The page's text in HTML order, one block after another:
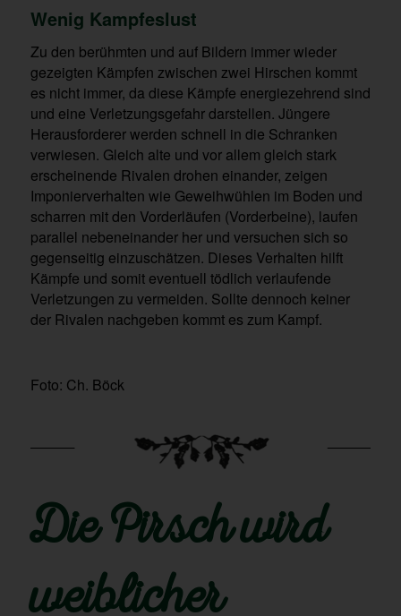
Wenig Kampfeslust
Zu den berühmten und auf Bildern immer wieder
gezeigten Kämpfen zwischen zwei Hirschen kommt
es nicht immer, da diese Kämpfe energiezehrend sind
und eine Verletzungsgefahr darstellen. Jüngere
Herausforderer werden schnell in die Schranken
verwiesen. Gleich alte und vor allem gleich stark
erscheinende Rivalen drohen einander, zeigen
Imponierverhalten wie Geweihwühlen im Boden und
scharren mit den Vorderläufen (Vorderbeine), laufen
parallel nebeneinander her und versuchen sich so
gegenseitig einzuschätzen. Dieses Verhalten hilft
Kämpfe und somit eventuell tödlich verlaufende
Verletzungen zu vermeiden. Sollte dennoch keiner
der Rivalen nachgeben kommt es zum Kampf.
Foto: Ch. Böck
Die Pirsch wird
weiblicher